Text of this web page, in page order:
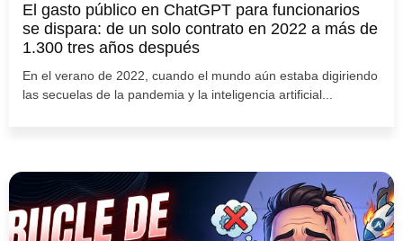
El gasto público en ChatGPT para funcionarios
se dispara: de un solo contrato en 2022 a más de
1.300 tres años después
En el verano de 2022, cuando el mundo aún estaba digiriendo
las secuelas de la pandemia y la inteligencia artificial...